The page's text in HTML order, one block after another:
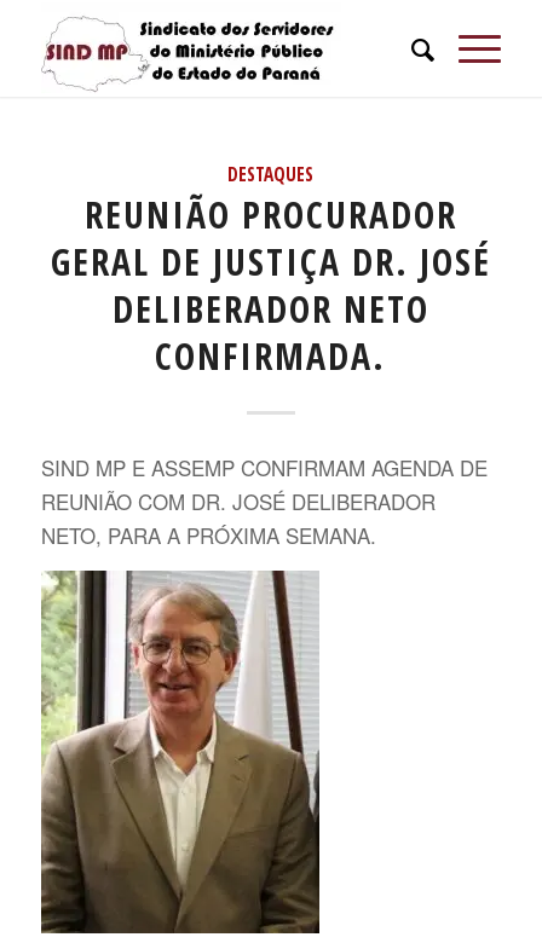
DESTAQUES
REUNIÃO PROCURADOR
GERAL DE JUSTIÇA DR. JOSÉ
DELIBERADOR NETO
CONFIRMADA.
SIND MP E ASSEMP CONFIRMAM AGENDA DE
REUNIÃO COM DR. JOSÉ DELIBERADOR
NETO, PARA A PRÓXIMA SEMANA.